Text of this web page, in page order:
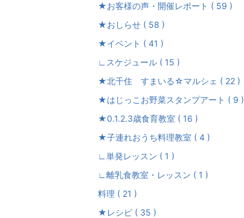
★お客様の声・開催レポート ( 59 )
★おしらせ ( 58 )
★イベント ( 41 )
∟スケジュール ( 15 )
★北千住 すまいる☆マルシェ ( 22 )
★はじっこお野菜スタンプアート ( 9 )
★0.1.2.3歳食育教室 ( 16 )
★子連れおうち料理教室 ( 4 )
∟単発レッスン ( 1 )
∟離乳食教室・レッスン ( 1 )
料理 ( 21 )
★レシピ ( 35 )